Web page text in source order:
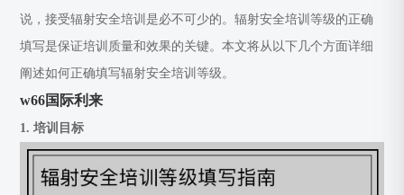
说，接受辐射安全培训是必不可少的。辐射安全培训等级的正确
填写是保证培训质量和效果的关键。本文将从以下几个方面详细
阐述如何正确填写辐射安全培训等级。
w66国际利来
1. 培训目标